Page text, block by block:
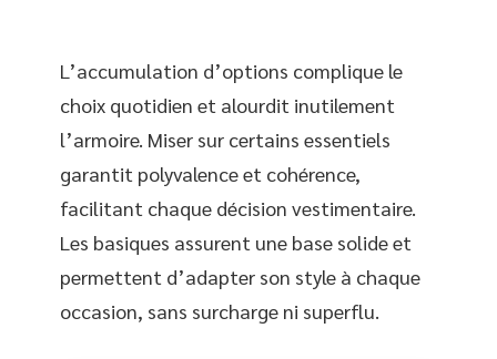
L’accumulation d’options complique le
choix quotidien et alourdit inutilement
l’armoire. Miser sur certains essentiels
garantit polyvalence et cohérence,
facilitant chaque décision vestimentaire.
Les basiques assurent une base solide et
permettent d’adapter son style à chaque
occasion, sans surcharge ni superflu.